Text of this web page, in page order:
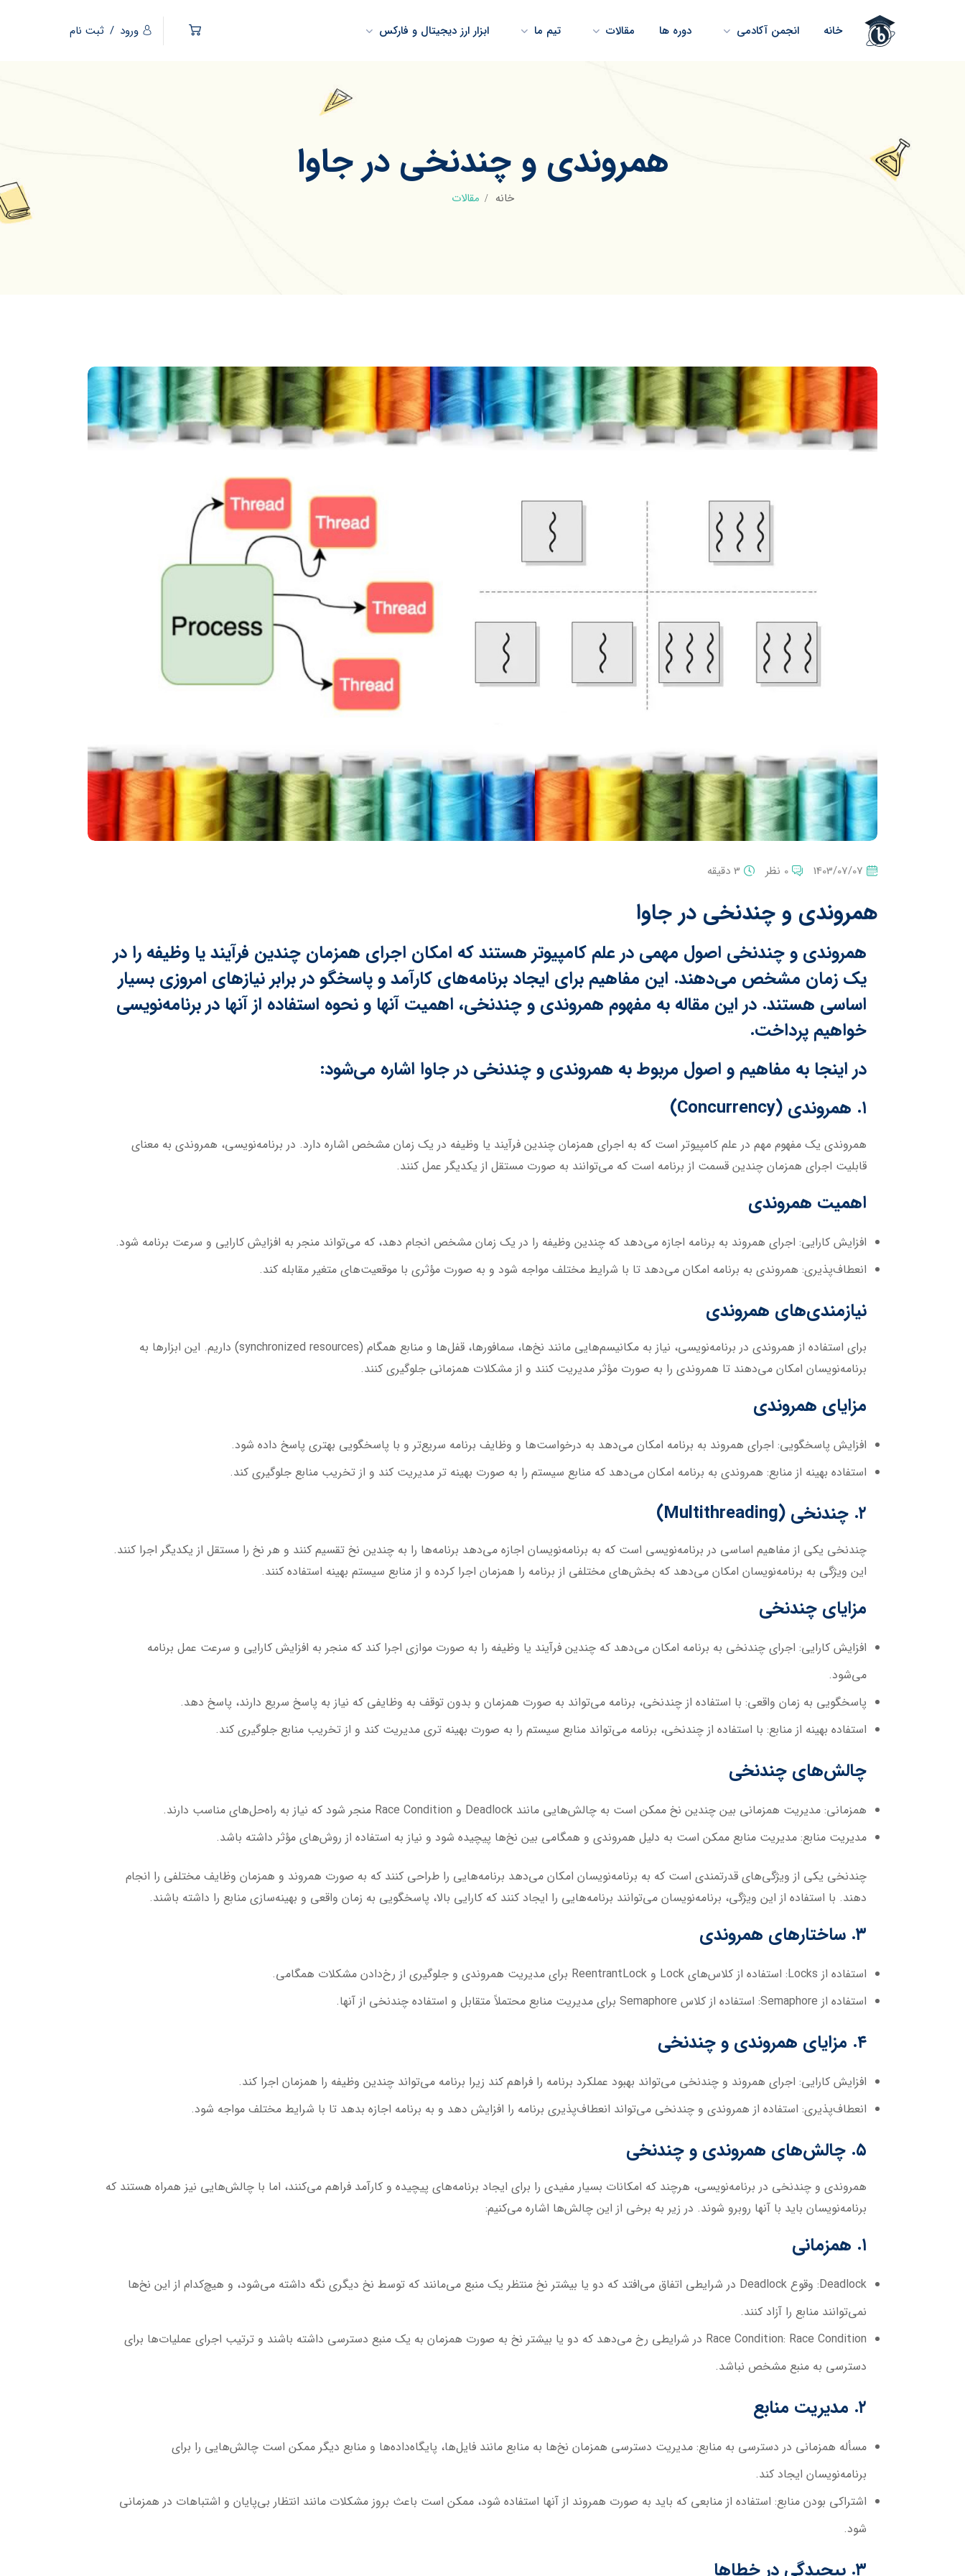
خانه انجمن آکادمی دوره ها مقالات تیم ما ابزار ارز دیجیتال و فارکس ورود / ثبت نام
همروندی و چندنخی در جاوا
خانه مقالات
1403/07/07 0 نظر 3 دقیقه
همروندی و چندنخی در جاوا
همروندی و چندنخی اصول مهمی در علم کامپیوتر هستند که امکان اجرای همزمان چندین فرآیند یا وظیفه را در
یک زمان مشخص می‌دهند. این مفاهیم برای ایجاد برنامه‌های کارآمد و پاسخگو در برابر نیازهای امروزی بسیار
اساسی هستند. در این مقاله به مفهوم همروندی و چندنخی، اهمیت آنها و نحوه استفاده از آنها در برنامه‌نویسی
خواهیم پرداخت.
در اینجا به مفاهیم و اصول مربوط به همروندی و چندنخی در جاوا اشاره می‌شود:
۱. همروندی (Concurrency)
همروندی یک مفهوم مهم در علم کامپیوتر است که به اجرای همزمان چندین فرآیند یا وظیفه در یک زمان مشخص اشاره دارد. در برنامه‌نویسی، همروندی به معنای
قابلیت اجرای همزمان چندین قسمت از برنامه است که می‌توانند به صورت مستقل از یکدیگر عمل کنند.
اهمیت همروندی
افزایش کارایی: اجرای همروند به برنامه اجازه می‌دهد که چندین وظیفه را در یک زمان مشخص انجام دهد، که می‌تواند منجر به افزایش کارایی و سرعت برنامه شود.
انعطاف‌پذیری: همروندی به برنامه امکان می‌دهد تا با شرایط مختلف مواجه شود و به صورت مؤثری با موقعیت‌های متغیر مقابله کند.
نیازمندی‌های همروندی
برای استفاده از همروندی در برنامه‌نویسی، نیاز به مکانیسم‌هایی مانند نخ‌ها، سمافورها، قفل‌ها و منابع همگام (synchronized resources) داریم. این ابزارها به
برنامه‌نویسان امکان می‌دهند تا همروندی را به صورت مؤثر مدیریت کنند و از مشکلات همزمانی جلوگیری کنند.
مزایای همروندی
افزایش پاسخگویی: اجرای همروند به برنامه امکان می‌دهد به درخواست‌ها و وظایف برنامه سریع‌تر و با پاسخگویی بهتری پاسخ داده شود.
استفاده بهینه از منابع: همروندی به برنامه امکان می‌دهد که منابع سیستم را به صورت بهینه تر مدیریت کند و از تخریب منابع جلوگیری کند.
۲. چندنخی (Multithreading)
چندنخی یکی از مفاهیم اساسی در برنامه‌نویسی است که به برنامه‌نویسان اجازه می‌دهد برنامه‌ها را به چندین نخ تقسیم کنند و هر نخ را مستقل از یکدیگر اجرا کنند.
این ویژگی به برنامه‌نویسان امکان می‌دهد که بخش‌های مختلفی از برنامه را همزمان اجرا کرده و از منابع سیستم بهینه استفاده کنند.
مزایای چندنخی
افزایش کارایی: اجرای چندنخی به برنامه امکان می‌دهد که چندین فرآیند یا وظیفه را به صورت موازی اجرا کند که منجر به افزایش کارایی و سرعت عمل برنامه
می‌شود.
پاسخگویی به زمان واقعی: با استفاده از چندنخی، برنامه می‌تواند به صورت همزمان و بدون توقف به وظایفی که نیاز به پاسخ سریع دارند، پاسخ دهد.
استفاده بهینه از منابع: با استفاده از چندنخی، برنامه می‌تواند منابع سیستم را به صورت بهینه تری مدیریت کند و از تخریب منابع جلوگیری کند.
چالش‌های چندنخی
همزمانی: مدیریت همزمانی بین چندین نخ ممکن است به چالش‌هایی مانند Deadlock و Race Condition منجر شود که نیاز به راه‌حل‌های مناسب دارند.
مدیریت منابع: مدیریت منابع ممکن است به دلیل همروندی و همگامی بین نخ‌ها پیچیده شود و نیاز به استفاده از روش‌های مؤثر داشته باشد.
چندنخی یکی از ویژگی‌های قدرتمندی است که به برنامه‌نویسان امکان می‌دهد برنامه‌هایی را طراحی کنند که به صورت همروند و همزمان وظایف مختلفی را انجام
دهند. با استفاده از این ویژگی، برنامه‌نویسان می‌توانند برنامه‌هایی را ایجاد کنند که کارایی بالا، پاسخگویی به زمان واقعی و بهینه‌سازی منابع را داشته باشند.
۳. ساختارهای همروندی
استفاده از Locks:
استفاده از کلاس‌های Lock و ReentrantLock برای مدیریت همروندی و جلوگیری از رخ‌دادن مشکلات همگامی.
استفاده از Semaphore:
استفاده از کلاس Semaphore برای مدیریت منابع محتملاً متقابل و استفاده چندنخی از آنها.
۴. مزایای همروندی و چندنخی
افزایش کارایی: اجرای همروند و چندنخی می‌تواند بهبود عملکرد برنامه را فراهم کند زیرا برنامه می‌تواند چندین وظیفه را همزمان اجرا کند.
انعطاف‌پذیری: استفاده از همروندی و چندنخی می‌تواند انعطاف‌پذیری برنامه را افزایش دهد و به برنامه اجازه بدهد تا با شرایط مختلف مواجه شود.
۵. چالش‌های همروندی و چندنخی
همروندی و چندنخی در برنامه‌نویسی، هرچند که امکانات بسیار مفیدی را برای ایجاد برنامه‌های پیچیده و کارآمد فراهم می‌کنند، اما با چالش‌هایی نیز همراه هستند که
برنامه‌نویسان باید با آنها روبرو شوند. در زیر به برخی از این چالش‌ها اشاره می‌کنیم:
۱. همزمانی
Deadlock:
وقوع Deadlock در شرایطی اتفاق می‌افتد که دو یا بیشتر نخ منتظر یک منبع می‌مانند که توسط نخ دیگری نگه داشته می‌شود، و هیچ‌کدام از این نخ‌ها
نمی‌توانند منابع را آزاد کنند.
Race Condition: Race Condition در شرایطی رخ می‌دهد که دو یا بیشتر نخ به صورت همزمان به یک منبع دسترسی داشته باشند و ترتیب اجرای عملیات‌ها برای
دسترسی به منبع مشخص نباشد.
۲. مدیریت منابع
مسأله همزمانی در دسترسی به منابع: مدیریت دسترسی همزمان نخ‌ها به منابع مانند فایل‌ها، پایگاه‌داده‌ها و منابع دیگر ممکن است چالش‌هایی را برای
برنامه‌نویسان ایجاد کند.
اشتراکی بودن منابع: استفاده از منابعی که باید به صورت همروند از آنها استفاده شود، ممکن است باعث بروز مشکلات مانند انتظار بی‌پایان و اشتباهات در همزمانی
شود.
۳. پیچیدگی در خطاها